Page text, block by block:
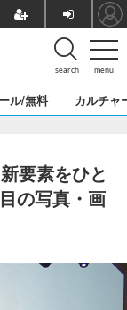
menu
search
ル/無料 カルチャ
要素をひと
の写真・画